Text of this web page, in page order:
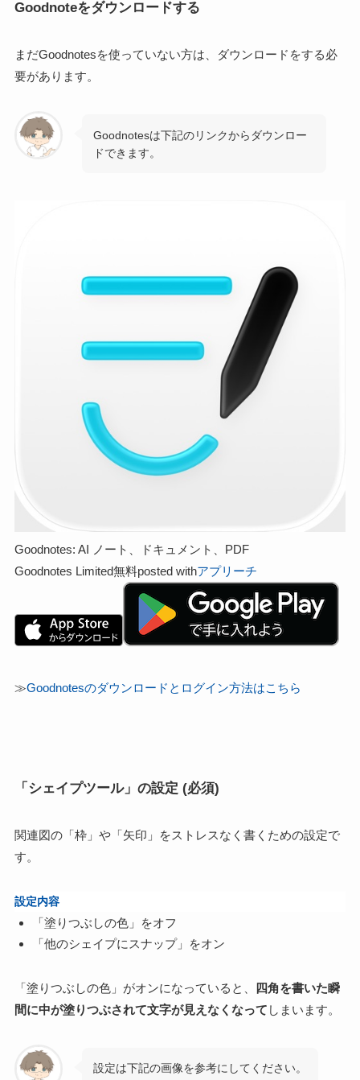
Goodnoteをダウンロードする
まだGoodnotesを使っていない方は、ダウンロードをする必
要があります。
Goodnotesは下記のリンクからダウンロー
ドできます。
Goodnotes: AI ノート、ドキュメント、PDF
Goodnotes Limited無料posted withアプリーチ
≫Goodnotesのダウンロードとログイン方法はこちら
「シェイプツール」の設定 (必須)
関連図の「枠」や「矢印」をストレスなく書くための設定で
す。
設定内容
「塗りつぶしの色」をオフ
「他のシェイプにスナップ」をオン
「塗りつぶしの色」がオンになっていると、
四角を書いた瞬
間に中が塗りつぶされて文字が見えなくなって しまいます。
設定は下記の画像を参考にしてください。